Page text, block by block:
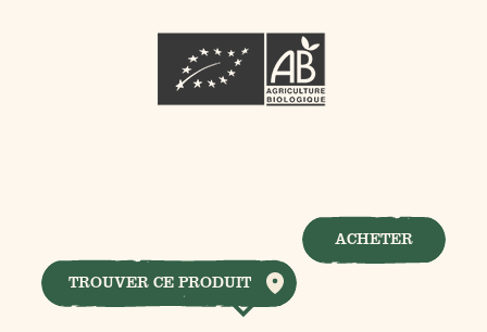
TROUVER CE PRODUIT
ACHETER